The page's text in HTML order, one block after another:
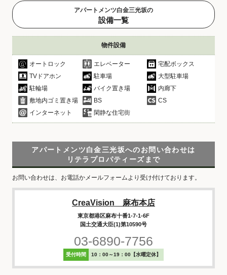
アパートメンツ白金三光坂の
設備一覧
物件設備
オートロック エレベーター
宅配ボックス
TVドアホン
駐車場
大型駐車場
駐輪場
バイク置き場
内廊下
敷地内ゴミ置き場
BS
CS
インターネット
閑静な住宅街
アパートメンツ白金三光坂へのお問い合わせは
リテラプロパティーズまで
お問い合わせは、お電話かメールフォームより受け付けております。
CreaVision 麻布本店
東京都港区麻布十番1-7-1-6F
国土交通大臣(1)第10590号
03-6890-7756
受付時間 10：00～19：00【水曜定休】